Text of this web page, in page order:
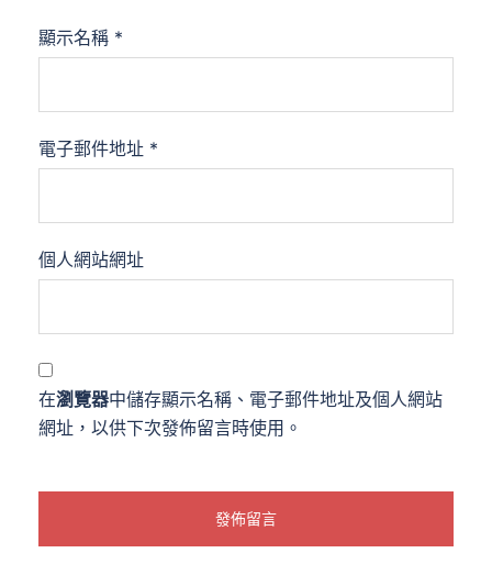
顯示名稱 *
電子郵件地址 *
個人網站網址
在瀏覽器中儲存顯示名稱、電子郵件地址及個人網站
網址，以供下次發佈留言時使用。